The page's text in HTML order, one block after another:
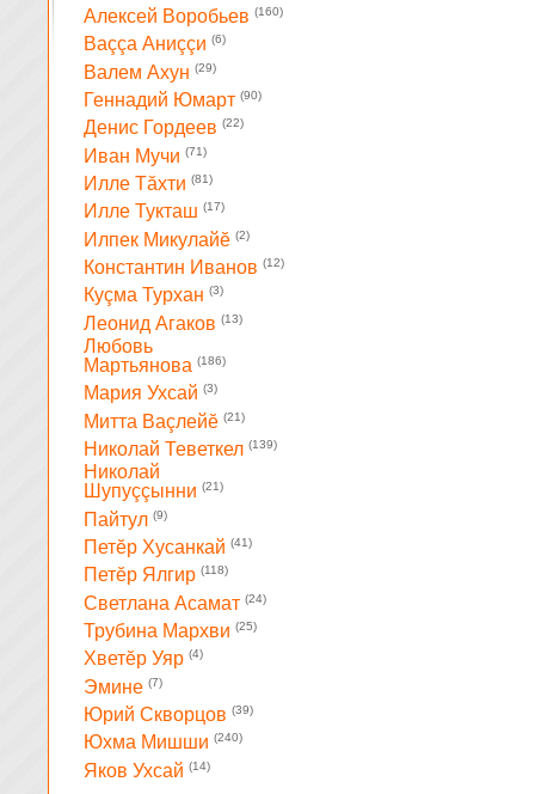
Алексей Воробьев (160)
Ваççа Аниççи (6)
Валем Ахун (29)
Геннадий Юмарт (90)
Денис Гордеев (22)
Иван Мучи (71)
Илле Тăхти (81)
Илле Тукташ (17)
Илпек Микулайĕ (2)
Константин Иванов (12)
Куçма Турхан (3)
Леонид Агаков (13)
Любовь
Мартьянова (186)
Мария Ухсай (3)
Митта Ваçлейĕ (21)
Николай Теветкел (139)
Николай
Шупуççынни (21)
Пайтул (9)
Петĕр Хусанкай (41)
Петĕр Ялгир (118)
Светлана Асамат (24)
Трубина Мархви (25)
Хветĕр Уяр (4)
Эмине (7)
Юрий Скворцов (39)
Юхма Мишши (240)
Яков Ухсай (14)